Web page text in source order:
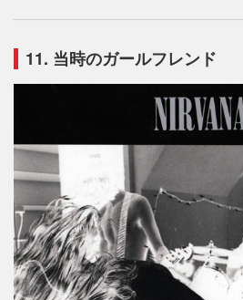
11. 当時のガールフレンド